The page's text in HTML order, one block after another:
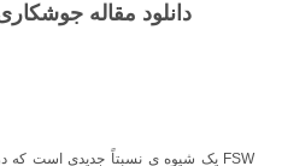
دانلود مقاله